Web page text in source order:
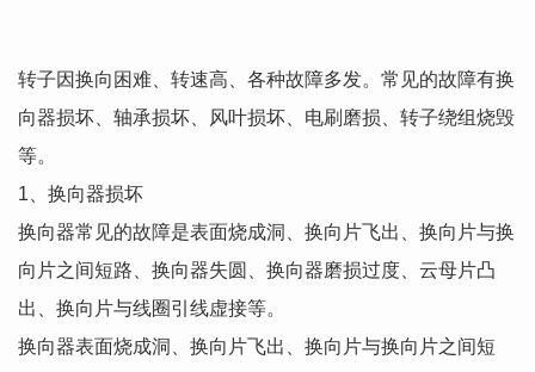
转子因换向困难、转速高、各种故障多发。常见的故障有换
向器损坏、轴承损坏、风叶损坏、电刷磨损、转子绕组烧毁
等。
1、换向器损坏
换向器常见的故障是表面烧成洞、换向片飞出、换向片与换
向片之间短路、换向器失圆、换向器磨损过度、云母片凸
出、换向片与线圈引线虚接等。
换向器表面烧成洞、换向片飞出、换向片与换向片之间短